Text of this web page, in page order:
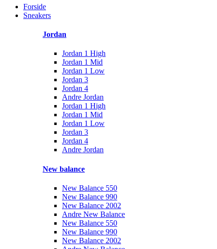
Forside
Sneakers
Jordan
Jordan 1 High
Jordan 1 Mid
Jordan 1 Low
Jordan 3
Jordan 4
Andre Jordan
Jordan 1 High
Jordan 1 Mid
Jordan 1 Low
Jordan 3
Jordan 4
Andre Jordan
New balance
New Balance 550
New Balance 990
New Balance 2002
Andre New Balance
New Balance 550
New Balance 990
New Balance 2002